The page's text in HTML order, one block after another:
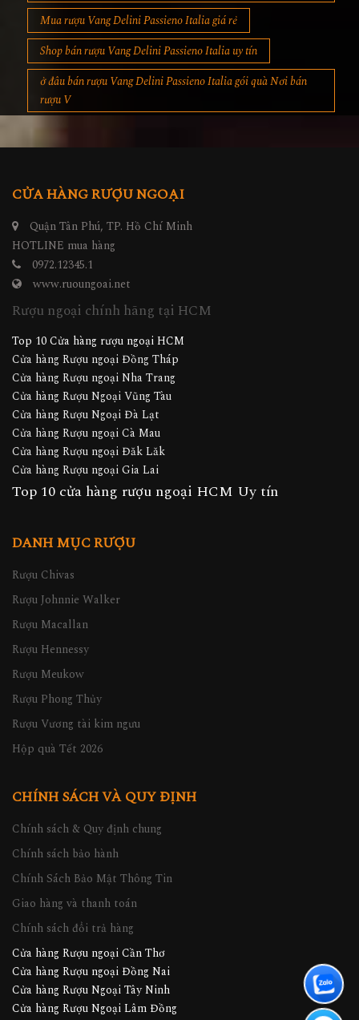
Mua rượu Vang Delini Passieno Italia giá rẻ
Shop bán rượu Vang Delini Passieno Italia uy tín
ở đâu bán rượu Vang Delini Passieno Italia gói quà Nơi bán
rượu V
CỬA HÀNG RƯỢU NGOẠI
Quận Tân Phú, TP. Hồ Chí Minh
HOTLINE mua hàng
0972.12345.1
www.ruoungoai.net
Rượu ngoại chính hãng tại HCM
Top 10 Cửa hàng rượu ngoại HCM
Cửa hàng Rượu ngoại Đồng Tháp
Cửa hàng Rượu ngoại Nha Trang
Cửa hàng Rượu Ngoại Vũng Tàu
Cửa hàng Rượu Ngoại Đà Lạt
Cửa hàng Rượu ngoại Cà Mau
Cửa hàng Rượu ngoại Đăk Lăk
Cửa hàng Rượu ngoại Gia Lai
Top 10 cửa hàng rượu ngoại HCM Uy tín
DANH MỤC RƯỢU
Rượu Chivas
Rượu Johnnie Walker
Rượu Macallan
Rượu Hennessy
Rượu Meukow
Rượu Phong Thủy
Rượu Vương tài kim ngưu
Hộp quà Tết 2026
CHÍNH SÁCH VÀ QUY ĐỊNH
Chính sách & Quy định chung
Chính sách bảo hành
Chính Sách Bảo Mật Thông Tin
Giao hàng và thanh toán
Chính sách đổi trả hàng
Cửa hàng Rượu ngoại Cần Thơ
Cửa hàng Rượu ngoại Đồng Nai
Cửa hàng Rượu Ngoại Tây Ninh
Cửa hàng Rượu Ngoại Lâm Đồng